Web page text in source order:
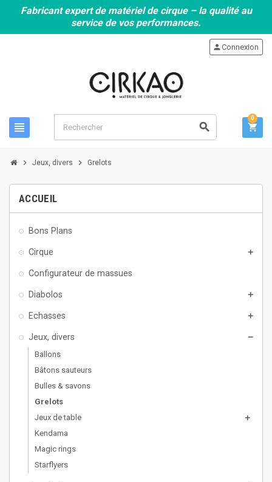
Fabricant expert de matériel de cirque – la qualité au
service de vos performances.
view_headline search
personConnexion
shopping_cart
0
chevron_right Jeux, divers chevron_right Grelots
ACCUEIL
Bons Plans
Cirque add
Configurateur de massues
Diabolos add
Echasses add
Jeux, divers remove
Ballons
Bâtons sauteurs
Bulles & savons
Grelots
Jeux de table
add
Kendama
Magic rings
Starflyers